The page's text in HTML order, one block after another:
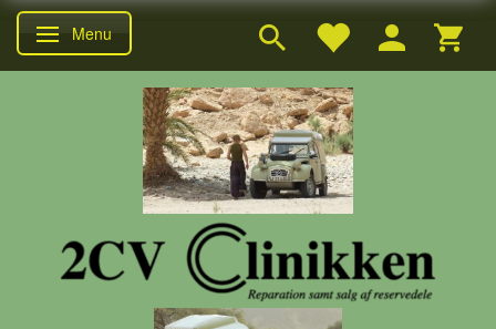
Skifte navigation
Menu